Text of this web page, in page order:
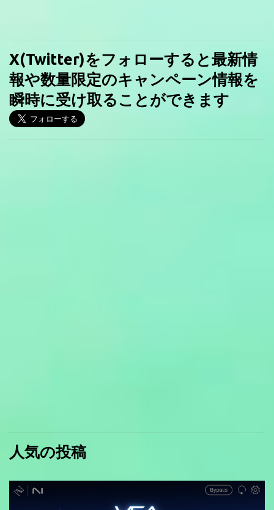
X(Twitter)をフォローすると最新情
報や数量限定のキャンペーン情報を
瞬時に受け取ることができます
人気の投稿